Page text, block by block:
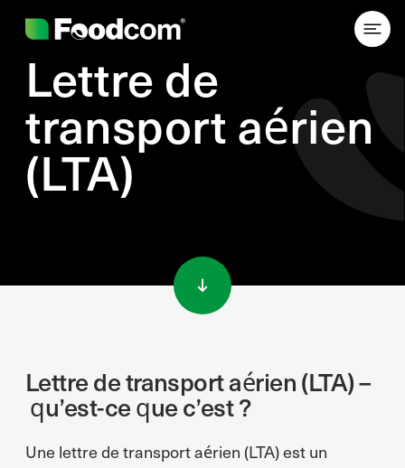
Lettre de
transport aérien
(LTA)
Lettre de transport aérien (LTA) –
qu’est-ce que c’est ?
Une lettre de transport aérien (LTA) est un